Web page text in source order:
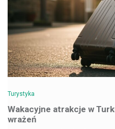
Turystyka
Wakacyjne atrakcje w
wrażeń